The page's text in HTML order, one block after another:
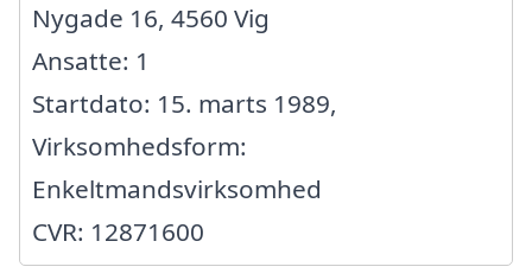
Nygade 16, 4560 Vig
Ansatte: 1
Startdato: 15. marts 1989,
Virksomhedsform:
Enkeltmandsvirksomhed
CVR: 12871600